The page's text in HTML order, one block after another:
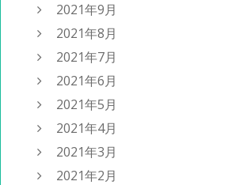
2021年9月
2021年8月
2021年7月
2021年6月
2021年5月
2021年4月
2021年3月
2021年2月